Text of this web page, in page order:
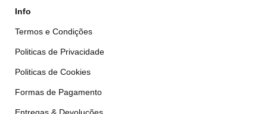
Info
Termos e Condições
Politicas de Privacidade
Politicas de Cookies
Formas de Pagamento
Entregas & Devoluções